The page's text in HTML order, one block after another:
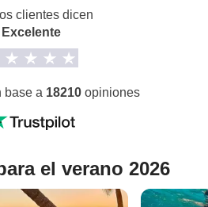
clientes dicen
Excelente
base a 18210 opiniones
el verano 2026